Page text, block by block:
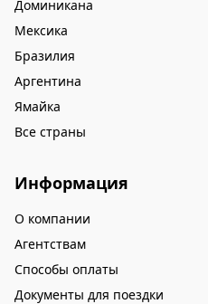
Доминикана
Мексика
Бразилия
Аргентина
Ямайка
Все страны
Информация
О компании
Агентствам
Способы оплаты
Документы для поездки